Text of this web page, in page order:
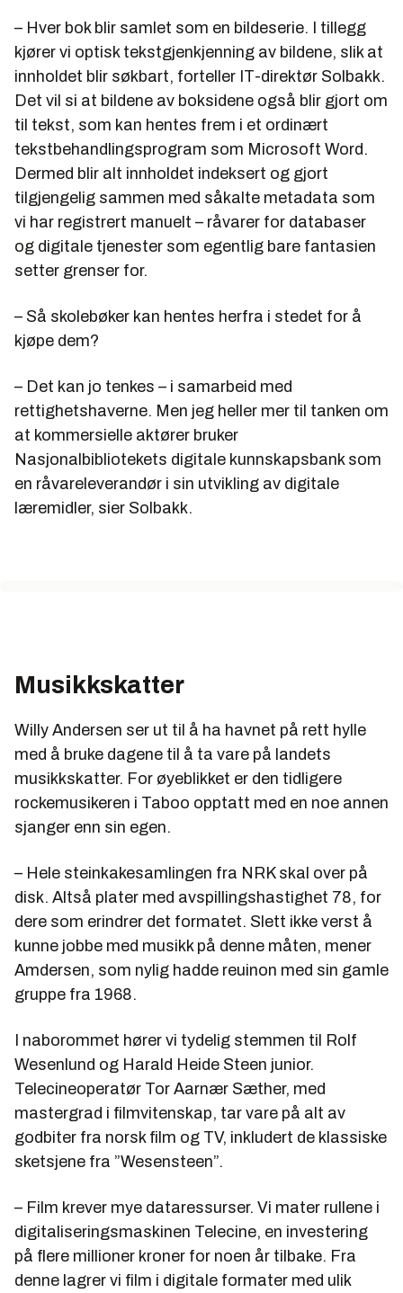
– Hver bok blir samlet som en bildeserie. I tillegg
kjører vi optisk tekstgjenkjenning av bildene, slik at
innholdet blir søkbart, forteller IT-direktør Solbakk.
Det vil si at bildene av boksidene også blir gjort om
til tekst, som kan hentes frem i et ordinært
tekstbehandlingsprogram som Microsoft Word.
Dermed blir alt innholdet indeksert og gjort
tilgjengelig sammen med såkalte metadata som
vi har registrert manuelt – råvarer for databaser
og digitale tjenester som egentlig bare fantasien
setter grenser for.
– Så skolebøker kan hentes herfra i stedet for å
kjøpe dem?
– Det kan jo tenkes – i samarbeid med
rettighetshaverne. Men jeg heller mer til tanken om
at kommersielle aktører bruker
Nasjonalbibliotekets digitale kunnskapsbank som
en råvareleverandør i sin utvikling av digitale
læremidler, sier Solbakk.
Musikkskatter
Willy Andersen ser ut til å ha havnet på rett hylle
med å bruke dagene til å ta vare på landets
musikkskatter. For øyeblikket er den tidligere
rockemusikeren i Taboo opptatt med en noe annen
sjanger enn sin egen.
– Hele steinkakesamlingen fra NRK skal over på
disk. Altså plater med avspillingshastighet 78, for
dere som erindrer det formatet. Slett ikke verst å
kunne jobbe med musikk på denne måten, mener
Amdersen, som nylig hadde reuinon med sin gamle
gruppe fra 1968.
I naborommet hører vi tydelig stemmen til Rolf
Wesenlund og Harald Heide Steen junior.
Telecineoperatør Tor Aarnær Sæther, med
mastergrad i filmvitenskap, tar vare på alt av
godbiter fra norsk film og TV, inkludert de klassiske
sketsjene fra ”Wesensteen”.
– Film krever mye dataressurser. Vi mater rullene i
digitaliseringsmaskinen Telecine, en investering
på flere millioner kroner for noen år tilbake. Fra
denne lagrer vi film i digitale formater med ulik